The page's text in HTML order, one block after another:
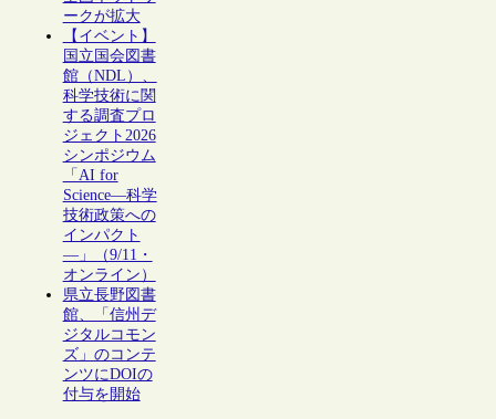
ークが拡大
【イベント】
国立国会図書
館（NDL）、
科学技術に関
する調査プロ
ジェクト2026
シンポジウム
「AI for
Science―科学
技術政策への
インパクト
―」（9/11・
オンライン）
県立長野図書
館、「信州デ
ジタルコモン
ズ」のコンテ
ンツにDOIの
付与を開始